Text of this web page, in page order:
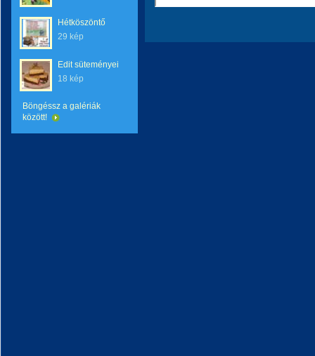
Hétköszöntő
29 kép
Edit süteményei
18 kép
Böngéssz a galériák
között!